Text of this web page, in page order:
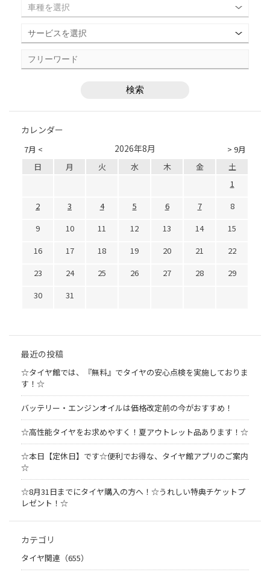
カレンダー
7月 < > 9月
2026年8月
日 月 火 水 木 金
土
1
2
3 4 5 6 7
8
9
10 11 12 13 14
15
16
17 18 19 20 21
22
23
24 25 26 27 28
29
30
31
最近の投稿
☆タイヤ館では、『無料』でタイヤの安心点検を実施しておりま
す！☆
バッテリー・エンジンオイルは価格改定前の今がおすすめ！
☆高性能タイヤをお求めやすく！夏アウトレット品あります！☆
☆本日【定休日】です☆便利でお得な、タイヤ館アプリのご案内
☆
☆8月31日までにタイヤ購入の方へ！☆うれしい特典チケットプ
レゼント！☆
カテゴリ
タイヤ関連（655）